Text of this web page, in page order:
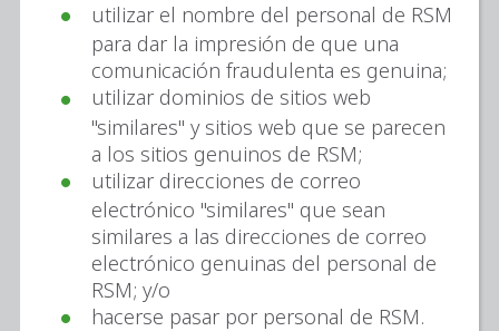
utilizar el nombre del personal de RSM
para dar la impresión de que una
comunicación fraudulenta es genuina;
utilizar dominios de sitios web
"similares" y sitios web que se parecen
a los sitios genuinos de RSM;
utilizar direcciones de correo
electrónico "similares" que sean
similares a las direcciones de correo
electrónico genuinas del personal de
RSM; y/o
hacerse pasar por personal de RSM.